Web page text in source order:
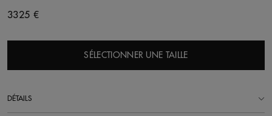
3325 €
SÉLECTIONNER UNE TAILLE
DÉTAILS